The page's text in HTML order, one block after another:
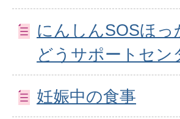
にんしんSOSほっ
どうサポートセン
妊娠中の食事